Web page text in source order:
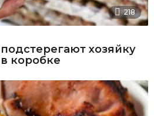
218
хозяйку
коробке